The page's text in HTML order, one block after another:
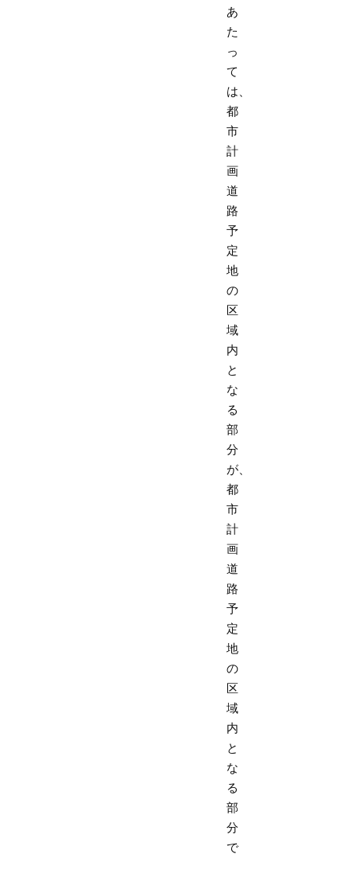
あ
た
っ
て
は、
都
市
計
画
道
路
予
定
地
の
区
域
内
と
な
る
部
分
が、
都
市
計
画
道
路
予
定
地
の
区
域
内
と
な
る
部
分
で